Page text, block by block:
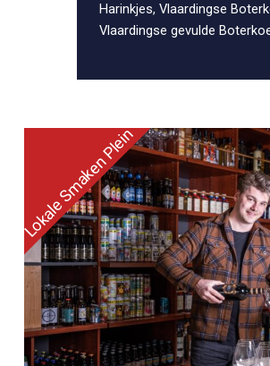
Harinkjes,Vlaardingse
Vlaardingse gevulde
Lokale Smaken Plein